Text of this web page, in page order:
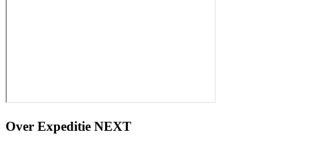
Over Expeditie NEXT